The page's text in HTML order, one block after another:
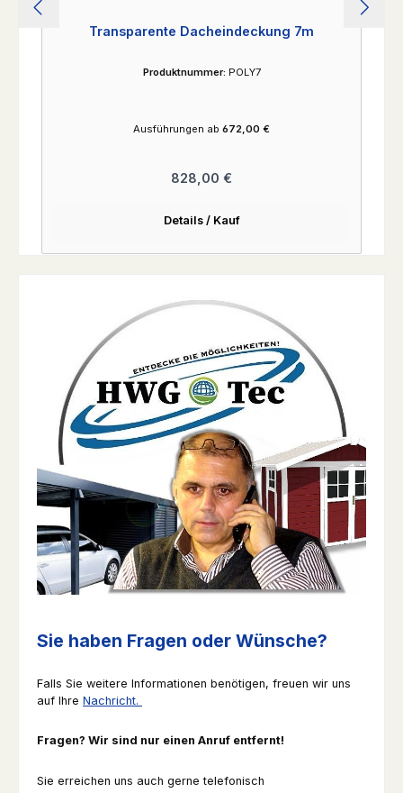
Transparente Dacheindeckung 7m
Produktnummer: POLY7
Ausführungen ab 672,00 €
Regulärer Preis:
828,00 €
Details / Kauf
Sie haben Fragen oder Wünsche?
Falls Sie weitere Informationen benötigen, freuen wir uns
auf Ihre Nachricht.
Fragen? Wir sind nur einen Anruf entfernt!
Sie erreichen uns auch gerne telefonisch